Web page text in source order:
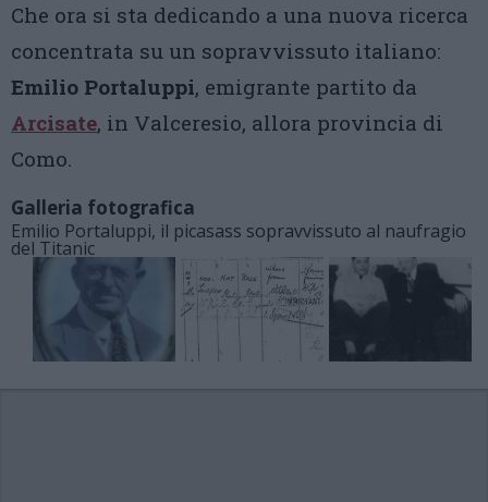
Che ora si sta dedicando a una nuova ricerca
concentrata su un sopravvissuto italiano:
Emilio Portaluppi, emigrante partito da
Arcisate, in Valceresio, allora provincia di
Como.
Galleria fotografica
Emilio Portaluppi, il picasass sopravvissuto al naufragio
del Titanic